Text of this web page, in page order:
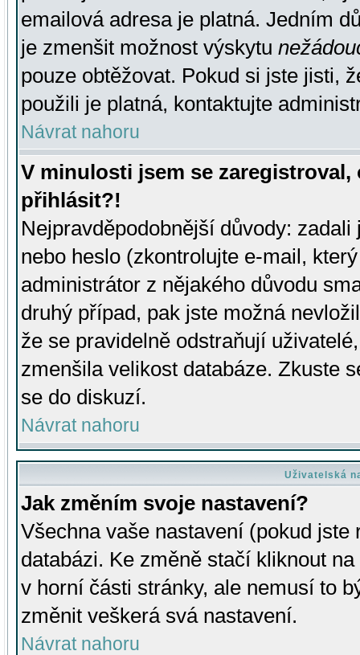
emailová adresa je platná. Jedním
je zmenšit možnost výskytu
pouze obtěžovat. Pokud si jste jisti,
použili je platná, kontaktujte
Návrat nahoru
V minulosti jsem se
přihlásit?!
Nejpravděpodobnější důvody:
nebo heslo (zkontrolujte e-mail,
administrátor z nějakého důvodu
druhý případ, pak jste možná
že se pravidelně odstraňují
zmenšila velikost databáze. Zkuste
se do diskuzí.
Návrat nahoru
Uživatelská
Jak změním svoje nastavení?
Všechna vaše nastavení (pokud
databázi. Ke změně stačí kliknout
v horní části stránky, ale nemusí to
změnit veškerá svá nastavení.
Návrat nahoru